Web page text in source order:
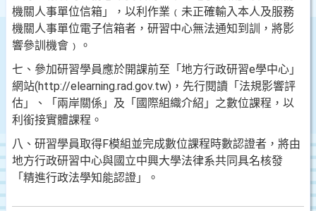
機關人事單位信箱」，以利作業﹙未正確輸入本人及服務
機關人事單位電子信箱者，研習中心無法通知到訓，將影
響參訓機會﹚。
七、參加研習學員應於開課前至「地方行政研習e學中心」
網站(http://elearning.rad.gov.tw)，先行閱讀「法規影響評
估」、「兩岸關係」及「國際組織介紹」之數位課程，以
利銜接實體課程。
八、研習學員取得F模組並完成數位課程時數認證者，將由
地方行政研習中心與國立中興大學法律系共同具名核發
「精進行政法學知能認證」。